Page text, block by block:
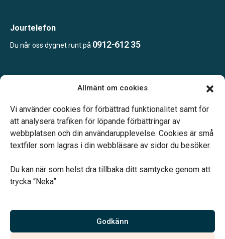
Allmänt om cookies
Vi använder cookies för förbättrad funktionalitet samt för
att analysera trafiken för löpande förbättringar av
webbplatsen och din användarupplevelse. Cookies är små
textfiler som lagras i din webbläsare av sidor du besöker.
Du kan när som helst dra tillbaka ditt samtycke genom att
trycka “Neka”.
Godkänn
Danderydsvägen 146,
182 36 Danderyd
Kungsporten 3,
Blixt Begravningsbyrå Vänersborg
Drottninggatan 6,
462 30 Vänersborg
Borgholms Begravningsbyrå
Borgholm
Köpmangatan 11,
Hovås
Jourtelefon
Du når oss dygnet runt på 0912-612 35
en tid.
Vårt systerbolag Verahill hjälper dig med familjejuridiken –
Vi är auktoriserade av Sveriges Begravningsbyråers Förbund och